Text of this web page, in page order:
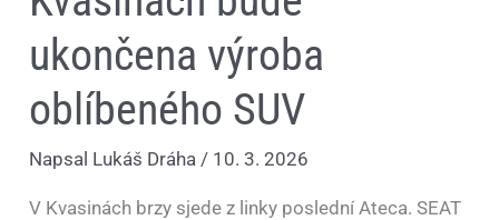
ukončena výroba
oblíbeného SUV
Napsal Lukáš Dráha / 10. 3. 2026
V Kvasinách brzy sjede z linky poslední Ateca. SEAT